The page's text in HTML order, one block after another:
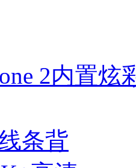
2内置